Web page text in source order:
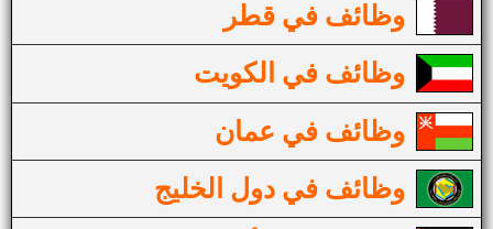
وظائف في قطر
وظائف في الكويت
وظائف في عمان
وظائف في دول الخليج